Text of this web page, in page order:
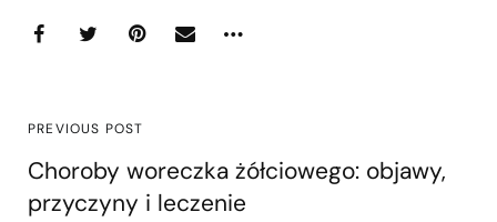
PREVIOUS POST
Choroby woreczka żółciowego: objawy,
przyczyny i leczenie